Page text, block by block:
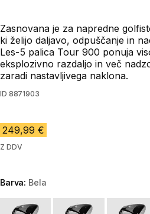
Zasnovana je za napredne
ki želijo daljavo, odpuščanje in
Les-5 palica Tour 900 ponuja
eksplozivno razdaljo in več
zaradi nastavljivega naklona.
ID 8871903
249,99 €
Z DDV
Barva: Bela
Choose a variant